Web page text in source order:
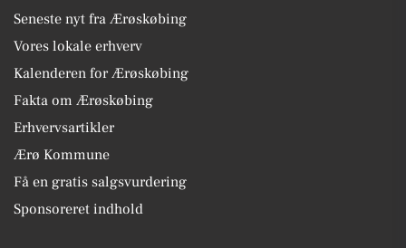
Seneste nyt fra Ærøskøbing
Vores lokale erhverv
Kalenderen for Ærøskøbing
Fakta om Ærøskøbing
Erhvervsartikler
Ærø Kommune
Få en gratis salgsvurdering
Sponsoreret indhold